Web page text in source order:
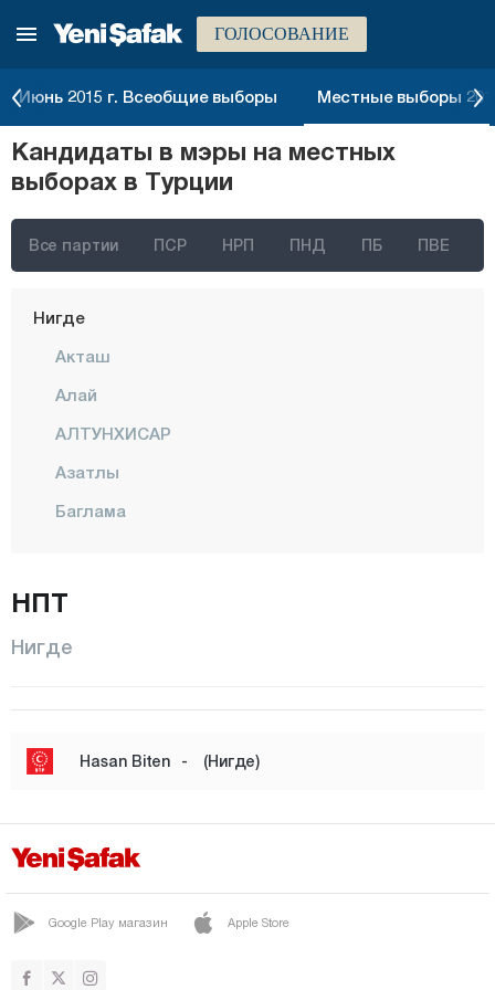
ГОЛОСОВАНИЕ
Июнь 2015 г. Всеобщие выборы Местные выборы
Кандидаты в мэры на местных
выборах в Турции
Все партии ПСР НРП ПНД ПБ ПВЕ
Малатья
Мерсин
Мугла
Невшехир
Нигде
Акташ
Алай
АЛТУНХИСАР
Азатлы
Баглама
ЧАМАРДИ
Диварлы
Дундарлы
Эдикли
Гюмюшлер
Хаджиабдулла
НПТ
Нигде
Hasan Biten - (Нигде)
Google Play магазин Apple Store